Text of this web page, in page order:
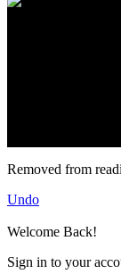
Removed from
Undo
Welcome Back!
Sign in to your